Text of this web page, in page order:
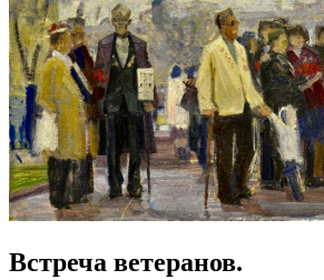
Встреча ветеранов.